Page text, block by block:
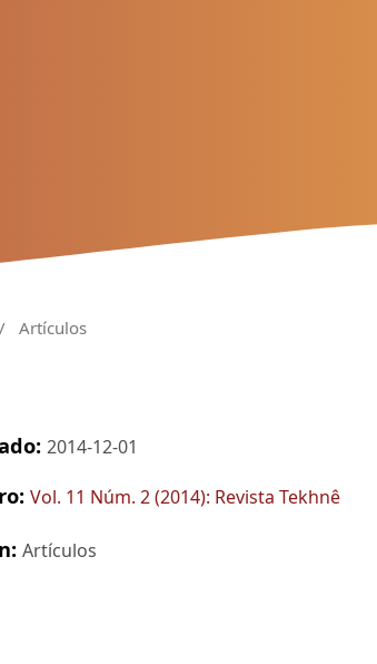
/ Artículos
2014-12-01
Vol. 11 Núm. 2 (2014): Revista Tekhnê
Artículos